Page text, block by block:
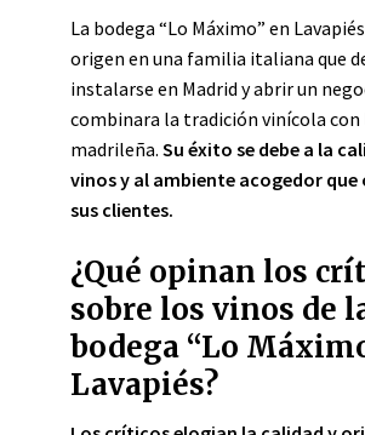
La bodega “Lo Máximo” en
origen en una familia italiana que
instalarse en Madrid y abrir un
combinara la tradición vinícola
madrileña. Su éxito se debe a la
vinos y al ambiente acogedor que
sus clientes.
¿Qué opinan los
sobre los vinos de
bodega “Lo
Lavapiés?